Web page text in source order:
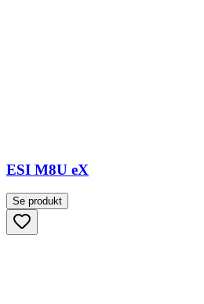
ESI M8U eX
Se produkt